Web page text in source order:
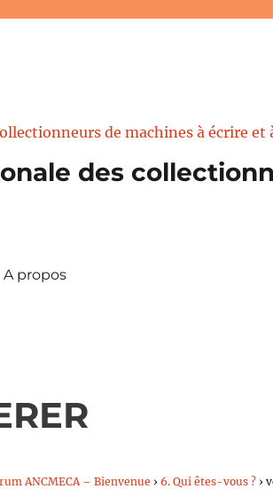
des
A propos
ANCMECA – Bienvenue › 6. Qui êtes-vous ? ›